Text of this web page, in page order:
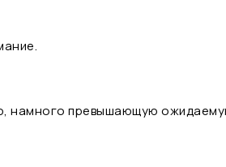
намного превышающую